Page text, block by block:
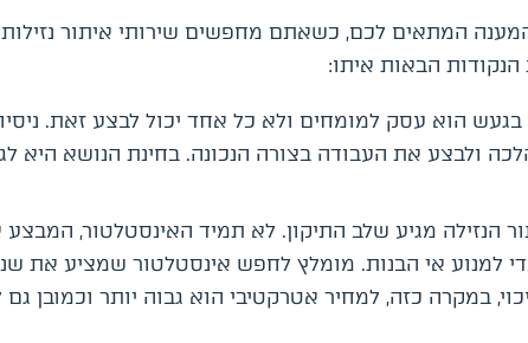
המתאים לכם, כשאתם מחפשים שירותי איתור נזילות
הבאות איתו:
בגעש הוא עסק למומחים ולא כל אחד יכול לבצע זאת.
ולבצע את העבודה בצורה הנכונה. בחינת הנושא היא
הנזילה מגיע שלב התיקון. לא תמיד האינסטלטור, המבצע
למנוע אי הבנות. מומלץ לחפש אינסטלטור שמציע את
במקרה כזה, למחיר אטרקטיבי הוא גבוה יותר וכמובן